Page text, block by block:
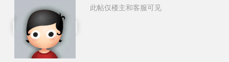
此帖仅楼主和客服可见